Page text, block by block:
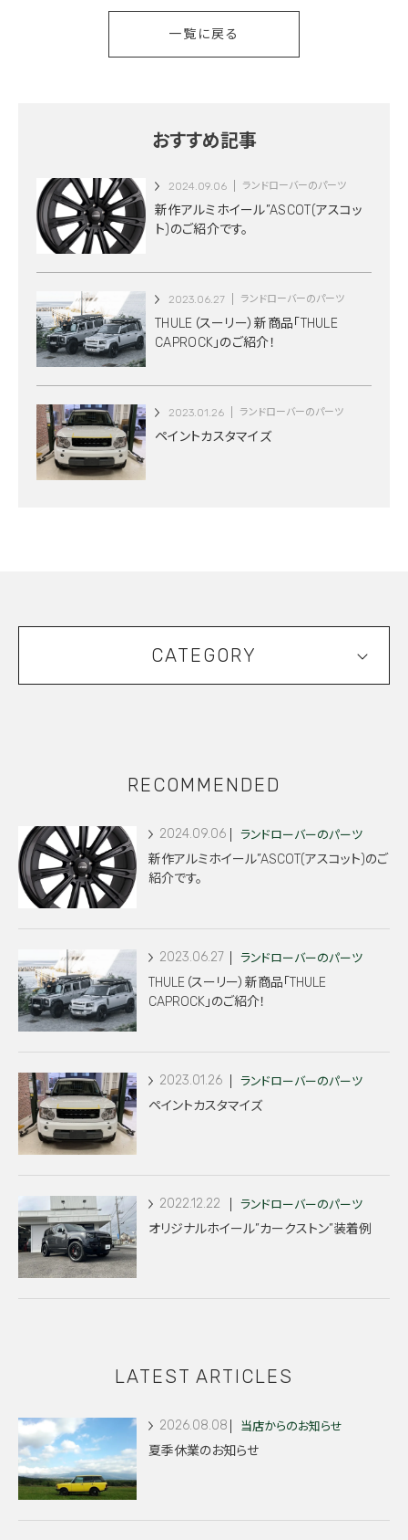
一覧に戻る
おすすめ記事
2024.09.06 ランドローバーのパーツ
新作アルミホイール”ASCOT(アスコッ
ト)のご紹介です。
2023.06.27 ランドローバーのパーツ
THULE（スーリー）新商品「THULE
CAPROCK」のご紹介！
2023.01.26 ランドローバーのパーツ
ペイントカスタマイズ
CATEGORY
RECOMMENDED
2024.09.06 ランドローバーのパーツ
新作アルミホイール”ASCOT(アスコット)のご
紹介です。
2023.06.27 ランドローバーのパーツ
THULE（スーリー）新商品「THULE
CAPROCK」のご紹介！
2023.01.26 ランドローバーのパーツ
ペイントカスタマイズ
2022.12.22 ランドローバーのパーツ
オリジナルホイール”カークストン”装着例
LATEST ARTICLES
2026.08.08 当店からのお知らせ
夏季休業のお知らせ